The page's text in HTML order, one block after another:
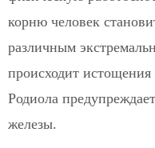
корню человек
различным
происходит истощения
Родиола
железы.